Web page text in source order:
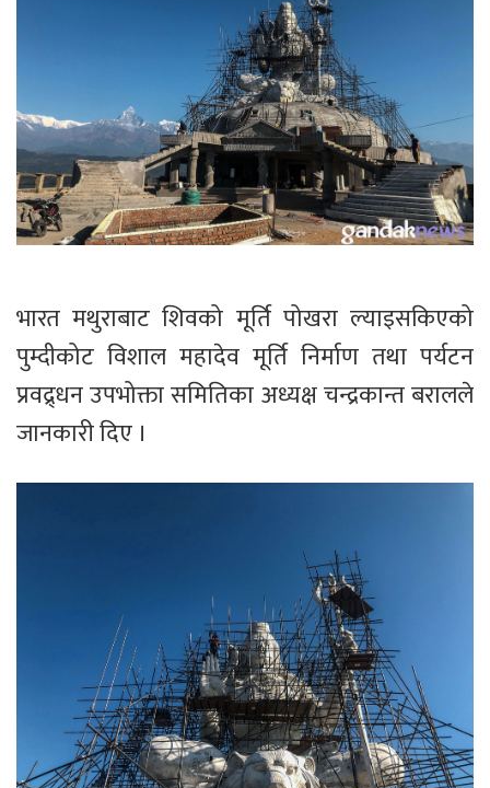
भारत मथुराबाट शिवको मूर्ति पोखरा ल्याइसकिएको
पुम्दीकोट विशाल महादेव मूर्ति निर्माण तथा पर्यटन
प्रवद्र्धन उपभोक्ता समितिका अध्यक्ष चन्द्रकान्त बरालले
जानकारी दिए ।